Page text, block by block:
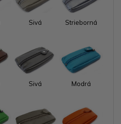
Sivá Strieborná
Sivá Modrá